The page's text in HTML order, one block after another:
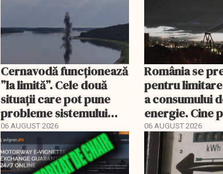
Cernavodă funcționează
”la limită”. Cele două
situații care pot pune
probleme sistemului
energetic
06 AUGUST 2026
România se
pentru
a consumului
energie. Cine
deconectat
06 AUGUST 2026